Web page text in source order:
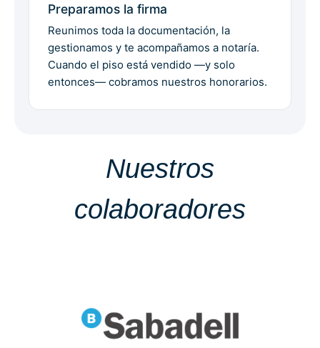
Preparamos la firma
Reunimos toda la documentación, la
gestionamos y te acompañamos a notaría.
Cuando el piso está vendido —y solo
entonces— cobramos nuestros honorarios.
Nuestros
colaboradores